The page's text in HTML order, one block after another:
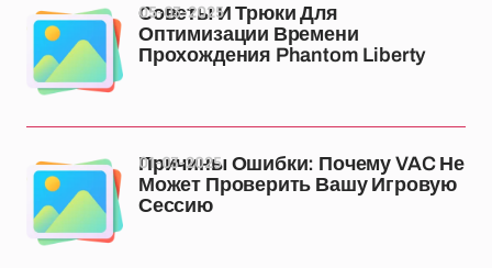
Советы И Трюки Для
Оптимизации Времени
Прохождения Phantom Liberty
05-03-2025
Причины Ошибки: Почему VAC Не
Может Проверить Вашу Игровую
Сессию
01-03-2025